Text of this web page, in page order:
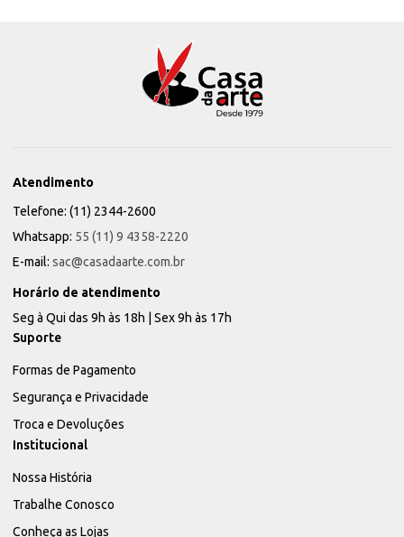
Atendimento
Telefone: (11) 2344-2600
Whatsapp: 55 (11) 9 4358-2220
E-mail: sac@casadaarte.com.br
Horário de atendimento
Seg à Qui das 9h às 18h | Sex 9h às 17h
Suporte
Formas de Pagamento
Segurança e Privacidade
Troca e Devoluções
Institucional
Nossa História
Trabalhe Conosco
Conheça as Lojas